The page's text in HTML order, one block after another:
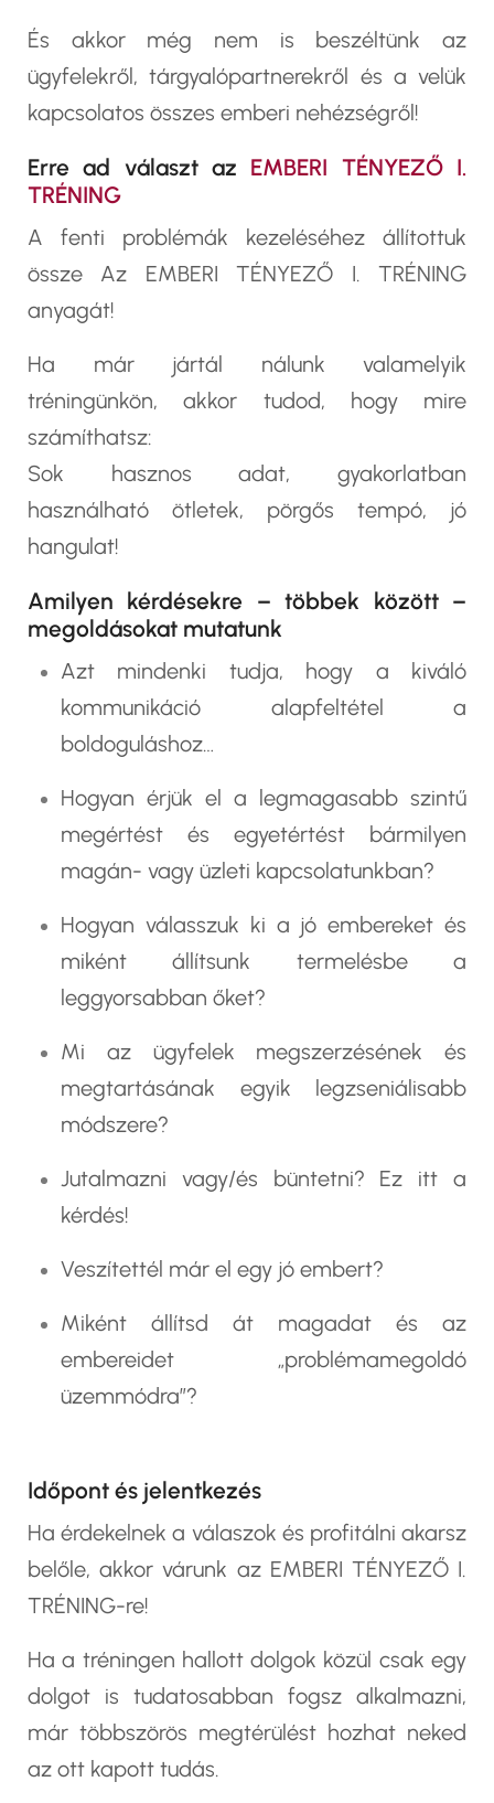
És akkor még nem is beszéltünk az
ügyfelekről, tárgyalópartnerekről és a velük
kapcsolatos összes emberi nehézségről!
Erre ad választ az EMBERI TÉNYEZŐ I.
TRÉNING
A fenti problémák kezeléséhez állítottuk
össze Az EMBERI TÉNYEZŐ I. TRÉNING
anyagát!
Ha már jártál nálunk valamelyik
tréningünkön, akkor tudod, hogy mire
számíthatsz:
Sok hasznos adat, gyakorlatban
használható ötletek, pörgős tempó, jó
hangulat!
Amilyen kérdésekre – többek között –
megoldásokat mutatunk
Azt mindenki tudja, hogy a kiváló
kommunikáció alapfeltétel a
boldoguláshoz…
Hogyan érjük el a legmagasabb szintű
megértést és egyetértést bármilyen
magán- vagy üzleti kapcsolatunkban?
Hogyan válasszuk ki a jó embereket és
miként állítsunk termelésbe a
leggyorsabban őket?
Mi az ügyfelek megszerzésének és
megtartásának egyik legzseniálisabb
módszere?
Jutalmazni vagy/és büntetni? Ez itt a
kérdés!
Veszítettél már el egy jó embert?
Miként állítsd át magadat és az
embereidet „problémamegoldó
üzemmódra”?
Időpont és jelentkezés
Ha érdekelnek a válaszok és profitálni akarsz
belőle, akkor várunk az EMBERI TÉNYEZŐ I.
TRÉNING-re!
Ha a tréningen hallott dolgok közül csak egy
dolgot is tudatosabban fogsz alkalmazni,
már többszörös megtérülést hozhat neked
az ott kapott tudás.